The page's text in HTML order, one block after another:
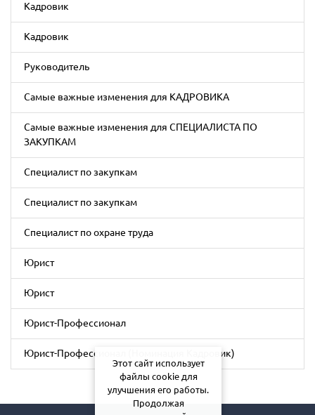
Кадровик
Кадровик
Руководитель
Самые важные изменения для КАДРОВИКА
Самые важные изменения для СПЕЦИАЛИСТА ПО
ЗАКУПКАМ
Специалист по закупкам
Специалист по закупкам
Специалист по охране труда
Юрист
Юрист
Юрист-Профессионал
Юрист-Профессионал (Номинация Кадровик)
Этот сайт использует
файлы cookie для
улучшения его работы.
Продолжая